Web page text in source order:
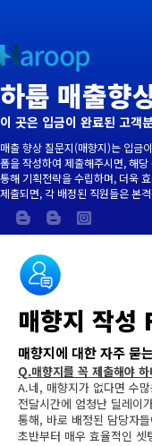
하룹 매출향
이 곳은 입금이 완료된 고객
매출 향상 질문지(매향지)는 입금
폼을 작성하여 제출해주시면, 해
통해 기획전략을 수립하며, 더욱
제출되면, 각 배정된 직원들은 본
(opens in new tab)
(opens in new tab)
(opens in new tab)
(opens in
매향지 작성
매향지에 대한 자주 묻
Q.매향지를 꼭 제출해야 하
A.네, 매향지가 없다면 수
전달시간에 엄청난 딜레이
통해, 바로 배정된 담당자
초반부터 매우 효율적인